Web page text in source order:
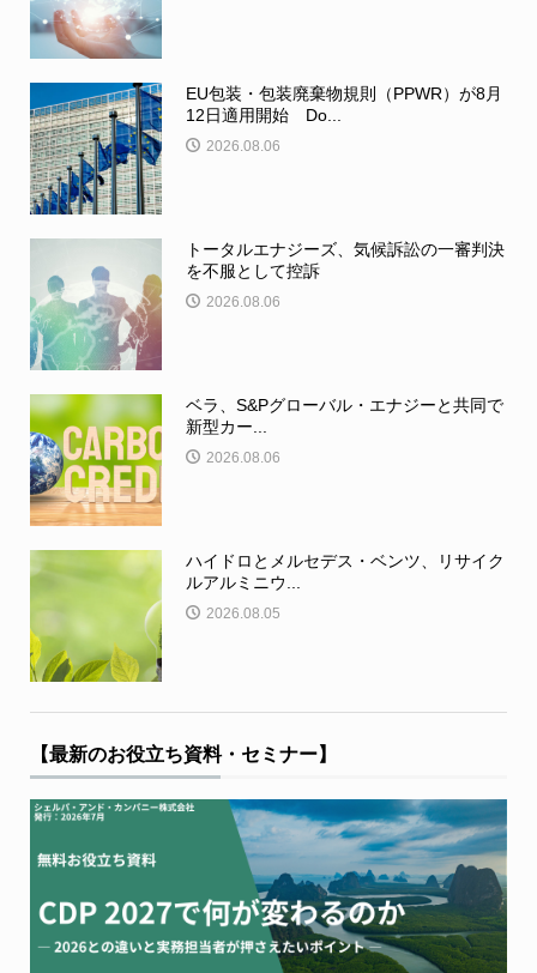
EU包装・包装廃棄物規則（PPWR）が8月
12日適用開始 Do...
2026.08.06
トータルエナジーズ、気候訴訟の一審判決
を不服として控訴
2026.08.06
ベラ、S&Pグローバル・エナジーと共同で
新型カー...
2026.08.06
ハイドロとメルセデス・ベンツ、リサイク
ルアルミニウ...
2026.08.05
【最新のお役立ち資料・セミナー】